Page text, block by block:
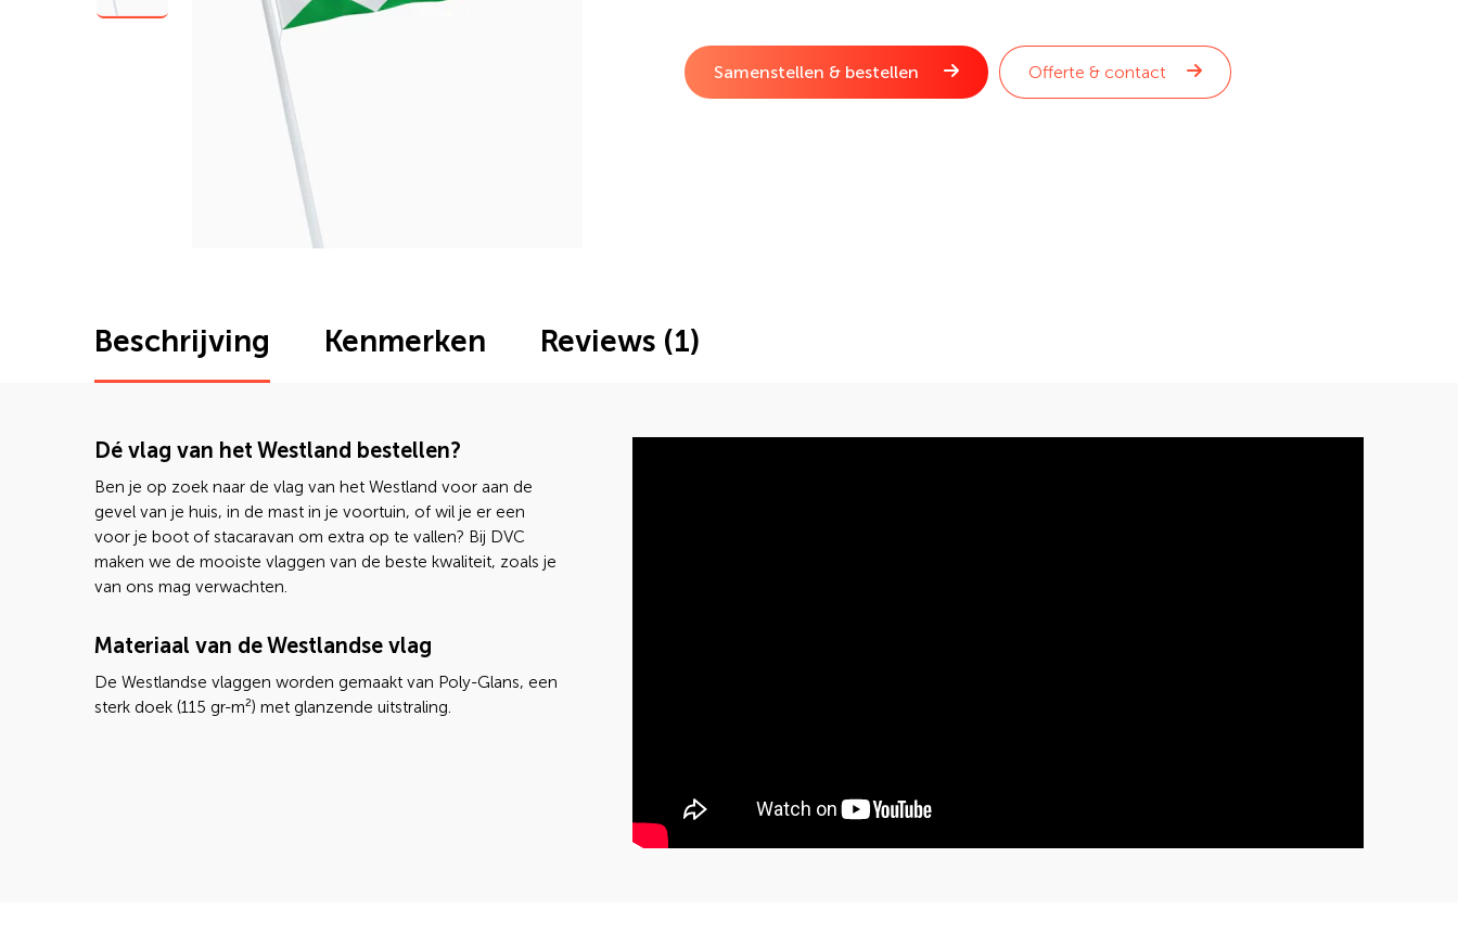
Samenstellen & bestellen Offerte & contact
Beschrijving
Dé vlag van het Westland bestellen?
Ben je op zoek naar de vlag van het Westland voor aan de
gevel van je huis, in de mast in je voortuin, of wil je er een
voor je boot of stacaravan om extra op te vallen? Bij DVC
maken we de mooiste vlaggen van de beste kwaliteit, zoals je
van ons mag verwachten.
Materiaal van de Westlandse vlag
De Westlandse vlaggen worden gemaakt van Poly-Glans, een
sterk doek (115 gr-m²) met glanzende uitstraling.
Kenmerken Reviews (1)